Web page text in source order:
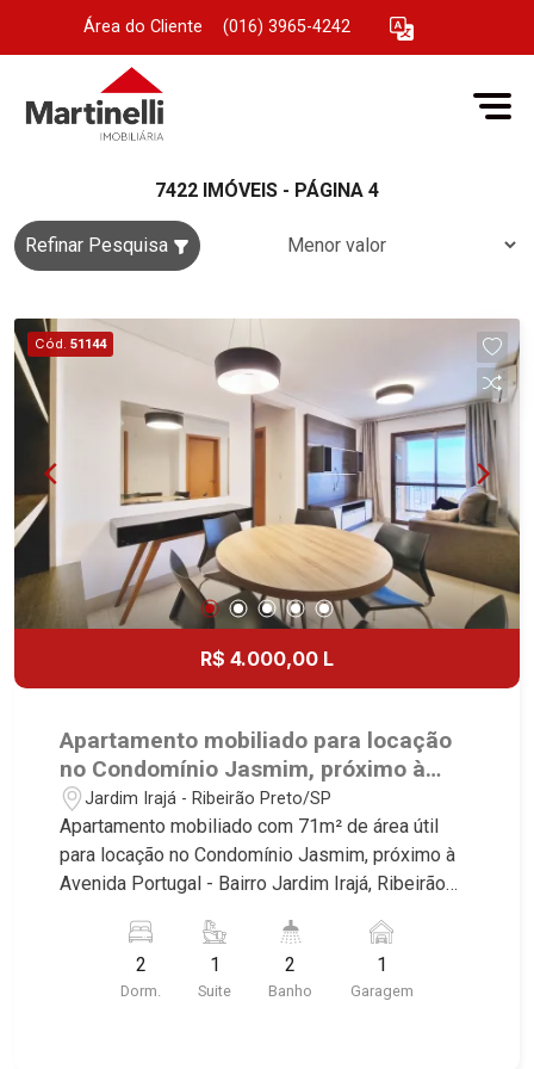
Área do Cliente (016) 3965-4242
7422 IMÓVEIS - PÁGINA 4
Refinar Pesquisa
Cód. 51144
R$ 4.000,00 L
Apartamento mobiliado para locação
no Condomínio Jasmim, próximo à
Avenida Portugal - Ribeirão Preto/SP.
Jardim Irajá - Ribeirão Preto/SP
Apartamento mobiliado com 71m² de área útil
para locação no Condomínio Jasmim, próximo à
Avenida Portugal - Bairro Jardim Irajá, Ribeirão
imóvel que a Martinelli Imobiliária selecionou
para você: - 71m² de área útil - 2 dormitório com
armários e ar-condicionado sendo 1 suíte -
2
Dorm.
1
Suite
2
Banho
1
Garagem